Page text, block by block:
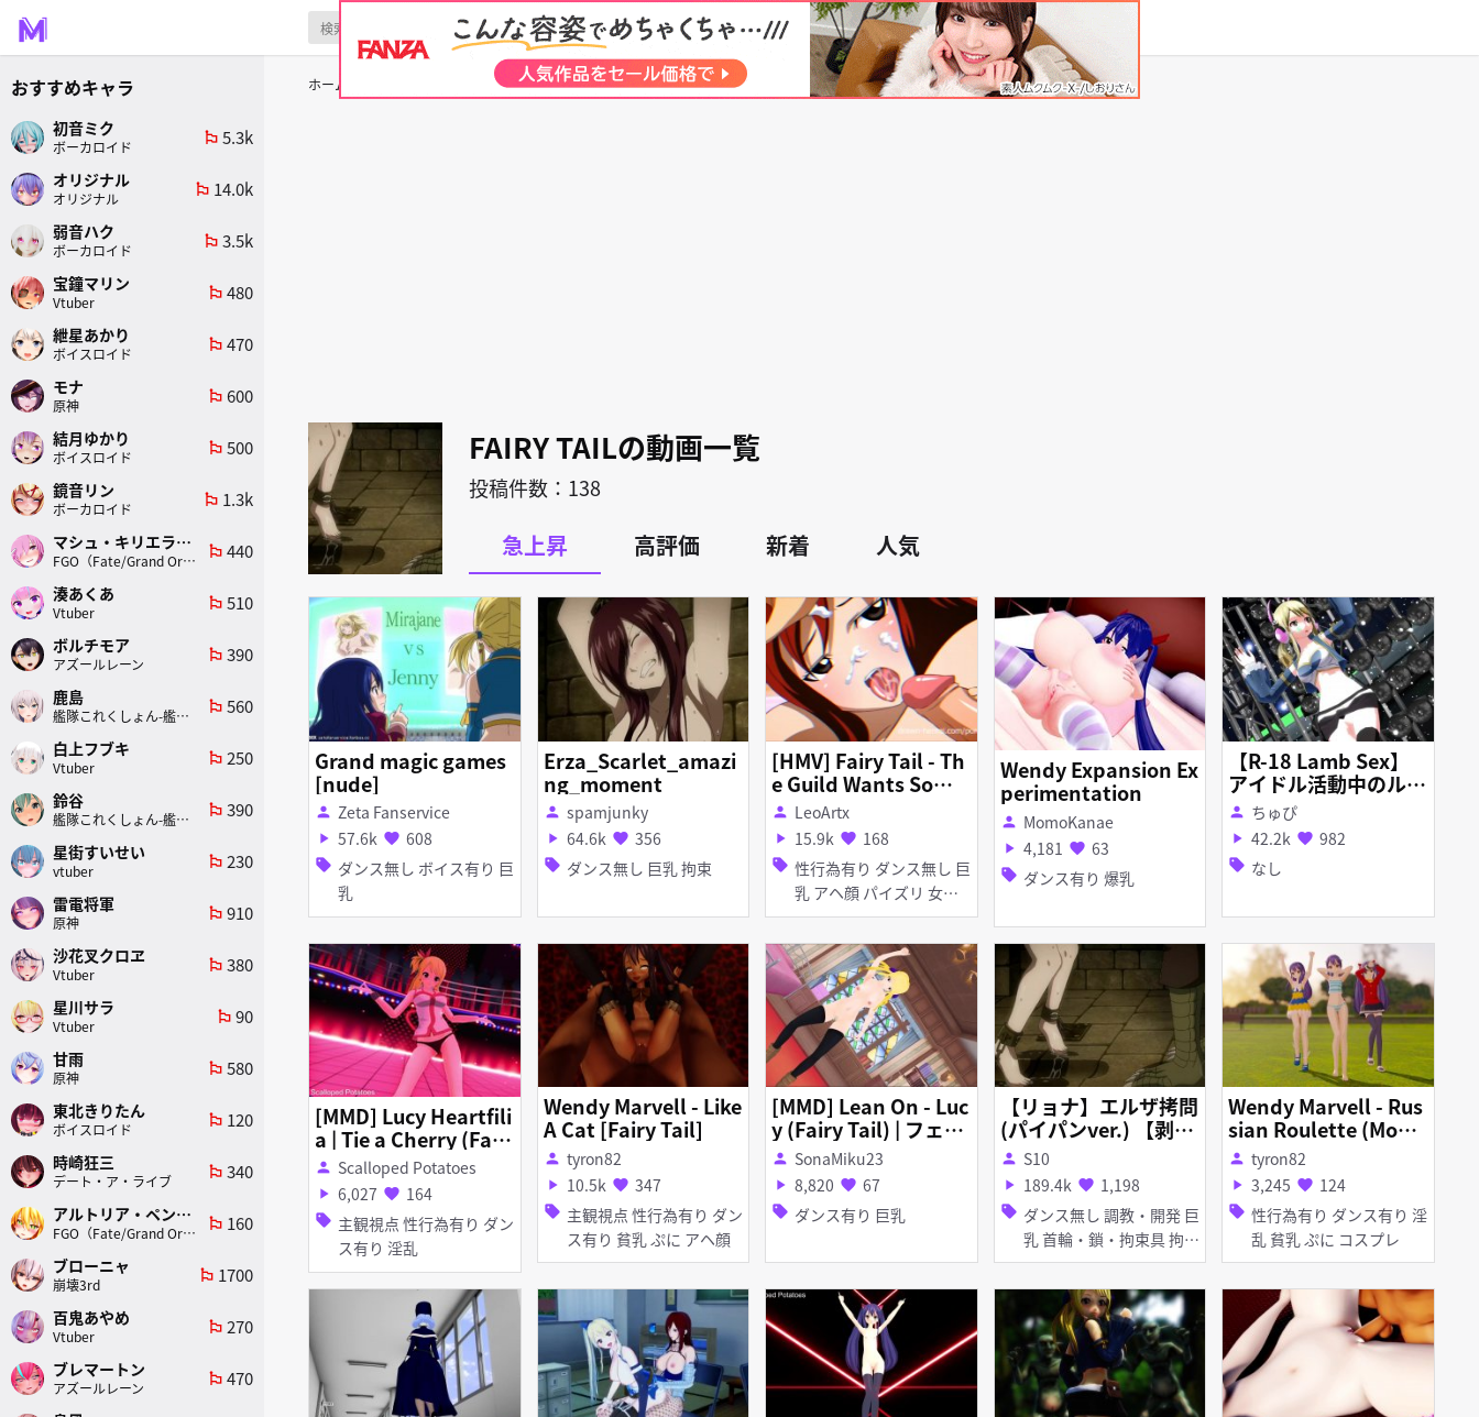
search キャラ 作者 タグ 原作
ホーム
FAIRY TAILの動画一覧
投稿件数：138
急上昇 高評価 新着 人気
Grand magic games
[nude]
person Zeta Fanservice
play_arrow 57.6k favorite 608
sell ダンス無し ボイス有り 巨
乳
Erza_Scarlet_amazi
ng_moment
person spamjunky
play_arrow 64.6k favorite 356
sell ダンス無し 巨乳 拘束
[HMV] Fairy Tail - Th
e Guild Wants Some
Love
person LeoArtx
play_arrow 15.9k favorite 168
sell 性行為有り ダンス無し 巨
乳 アヘ顔 パイズリ 女性
上位 淫乱 オナニー 顔射
フェラ
Wendy Expansion Ex
perimentation
person MomoKanae
play_arrow 4,181 favorite 63
sell ダンス有り 爆乳
【R-18 Lamb Sex】
アイドル活動中のルー
シィが怪しい男に攫わ
れるそうです
person ちゅぴ
play_arrow 42.2k favorite 982
sell なし
[MMD] Lucy Heartfili
a | Tie a Cherry (Fair
y Tail)
person Scalloped Potatoes
play_arrow 6,027 favorite 164
sell 主観視点 性行為有り ダン
ス有り 淫乱
Wendy Marvell - Like
A Cat [Fairy Tail]
person tyron82
play_arrow 10.5k favorite 347
sell 主観視点 性行為有り ダン
ス有り 貧乳 ぷに アヘ顔
[MMD] Lean On - Luc
y (Fairy Tail) | フェア
リーテイル - ルーシ
ィ・ハートフィリア |
LeanOn _ DL / Down
load
person SonaMiku23
play_arrow 8,820 favorite 67
sell ダンス有り 巨乳
【リョナ】エルザ拷問
(パイパンver.) 【剥ぎ
コラ】
person S10
play_arrow 189.4k favorite 1,198
sell ダンス無し 調教・開発 巨
乳 首輪・鎖・拘束具 拘束
リョナ
Wendy Marvell - Rus
sian Roulette (Mode
l Promotion) [Fairy T
ail]
person tyron82
play_arrow 3,245 favorite 124
sell 性行為有り ダンス有り 淫
乱 貧乳 ぷに コスプレ
おすすめキャラ
初音ミク
ボーカロイド
emoji_flags 5.3k
オリジナル
オリジナル
emoji_flags 14.0k
弱音ハク
ボーカロイド
emoji_flags 3.5k
宝鐘マリン
Vtuber
emoji_flags 480
紲星あかり
ボイスロイド
emoji_flags 470
モナ
原神
emoji_flags 600
結月ゆかり
ボイスロイド
emoji_flags 500
鏡音リン
ボーカロイド
emoji_flags 1.3k
マシュ・キリエライト
FGO（Fate/Grand Order）
emoji_flags 440
湊あくあ
Vtuber
emoji_flags 510
ボルチモア
アズールレーン
emoji_flags 390
鹿島
艦隊これくしょん-艦これ-
emoji_flags 560
白上フブキ
Vtuber
emoji_flags 250
鈴谷
艦隊これくしょん-艦これ-
emoji_flags 390
星街すいせい
vtuber
emoji_flags 230
雷電将軍
原神
emoji_flags 910
沙花叉クロヱ
Vtuber
emoji_flags 380
星川サラ
Vtuber
emoji_flags 90
甘雨
原神
emoji_flags 580
東北きりたん
ボイスロイド
emoji_flags 120
時崎狂三
デート・ア・ライブ
emoji_flags 340
アルトリア・ペンドラゴン(ランサー)
FGO（Fate/Grand Order）
emoji_flags 160
ブローニャ
崩壊3rd
emoji_flags 1700
百鬼あやめ
Vtuber
emoji_flags 270
ブレマートン
アズールレーン
emoji_flags 470